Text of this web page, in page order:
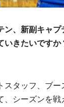
、 新副 キャプ
いきたいです
スタッフ、ブー
、シーズンを戦